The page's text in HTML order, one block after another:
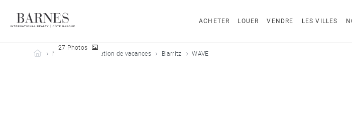
ACHETER LOUER VENDRE LES VILLES
Barnes Côte Basque
Nos biens en location de vacances Biarritz WAVE
27 Photos